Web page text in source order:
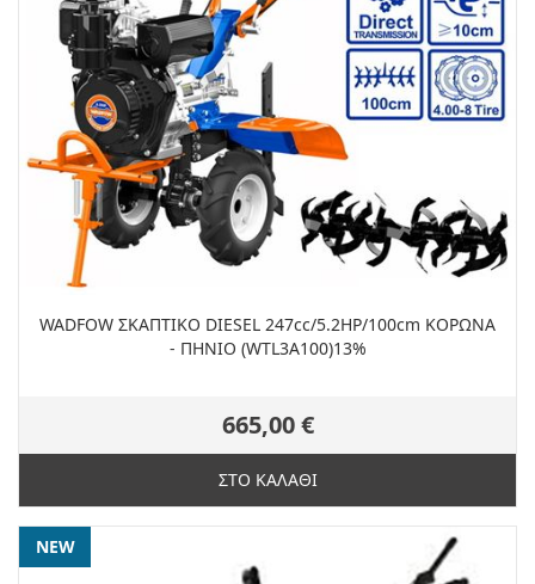
WADFOW ΣΚΑΠΤΙΚΟ DIESEL 247cc/5.2HP/100cm ΚΟΡΩΝΑ
- ΠΗΝΙΟ (WTL3A100)13%
665,00 €
ΣΤΟ ΚΑΛΑΘΙ
NEW